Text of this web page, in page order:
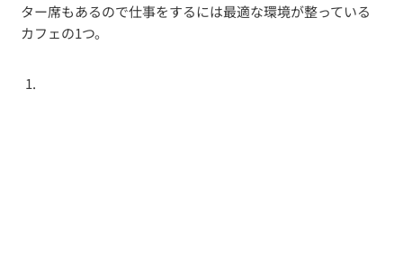
ター席もあるので仕事をするには最適な環境が整っている
カフェの1つ。